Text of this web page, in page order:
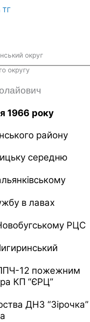
округ
округу
1966 року
району
середню
в лавах
РЦС
12 пожежним
КП “ЄРЦ”
ДНЗ “Зірочка”